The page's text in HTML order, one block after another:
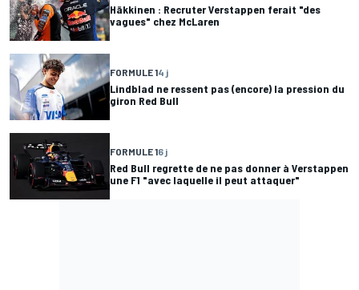
Häkkinen : Recruter Verstappen ferait "des
vagues" chez McLaren
FORMULE 14 j
Lindblad ne ressent pas (encore) la pression du
giron Red Bull
FORMULE 16 j
Red Bull regrette de ne pas donner à Verstappen
une F1 "avec laquelle il peut attaquer"